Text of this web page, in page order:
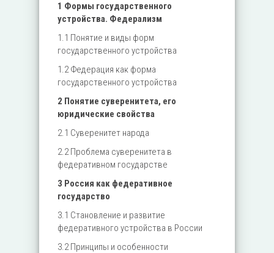
1 Формы государственного
устройства. Федерализм
1.1 Понятие и виды форм
государственного устройства
1.2 Федерация как форма
государственного устройства
2 Понятие суверенитета, его
юридические свойства
2.1 Суверенитет народа
2.2 Проблема суверенитета в
федеративном государстве
3 Россия как федеративное
государство
3.1 Становление и развитие
федеративного устройства в России
3.2 Принципы и особенности